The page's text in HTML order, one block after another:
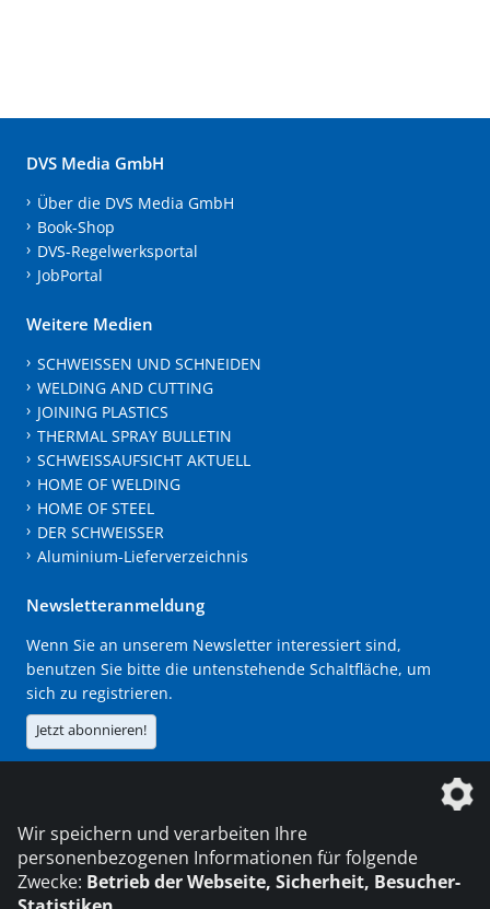
DVS Media GmbH
Über die DVS Media GmbH
Book-Shop
DVS-Regelwerksportal
JobPortal
Weitere Medien
SCHWEISSEN UND SCHNEIDEN
WELDING AND CUTTING
JOINING PLASTICS
THERMAL SPRAY BULLETIN
SCHWEISSAUFSICHT AKTUELL
HOME OF WELDING
HOME OF STEEL
DER SCHWEISSER
Aluminium-Lieferverzeichnis
Newsletteranmeldung
Wenn Sie an unserem Newsletter interessiert sind,
benutzen Sie bitte die untenstehende Schaltfläche, um
sich zu registrieren.
Jetzt abonnieren!
Die DVS Media GmbH ist ein Unternehmen der
Wir speichern und verarbeiten Ihre
personenbezogenen Informationen für folgende
Zwecke: Betrieb der Webseite, Sicherheit, Besucher-